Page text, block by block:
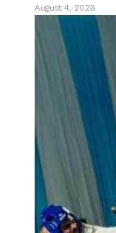
August 4, 2026